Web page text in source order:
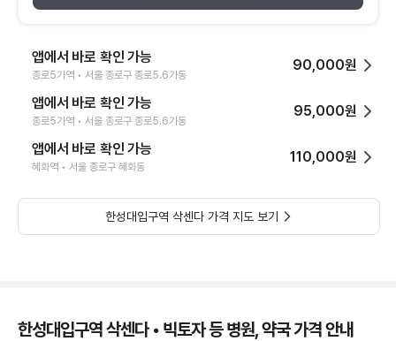
앱에서 바로 확인 가능
종로5가역 • 서울 종로구 종로5.6가동
90,000원
앱에서 바로 확인 가능
종로5가역 • 서울 종로구 종로5.6가동
95,000원
앱에서 바로 확인 가능
혜화역 • 서울 종로구 혜화동
110,000원
한성대입구역 삭센다 가격 지도 보기
한성대입구역 삭센다 • 빅토자 등 병원, 약국 가격 안내